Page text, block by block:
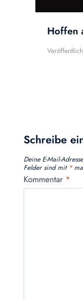
Hoffen
Schreibe
Deine E-Mail-
Felder sind mit *
Kommentar *